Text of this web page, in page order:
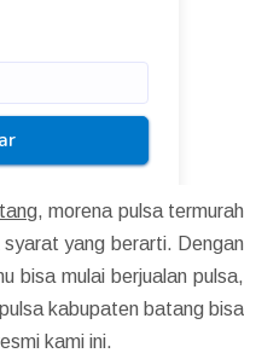
, morena pulsa termurah
yang berarti. Dengan
bisa mulai berjualan pulsa,
kabupaten batang bisa
kami ini.